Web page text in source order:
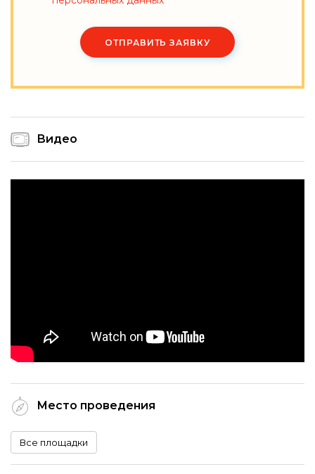
ОТПРАВИТЬ ЗАЯВКУ
Видео
Место проведения
Все площадки